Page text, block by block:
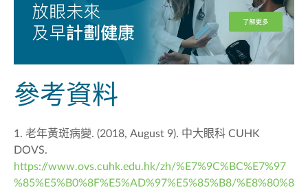
參考資料
1. 老年黃斑病變. (2018, August 9). 中大眼科 CUHK
DOVS.
https://www.ovs.cuhk.edu.hk/zh/%E7%9C%BC%E7%97
%85%E5%B0%8F%E5%AD%97%E5%85%B8/%E8%80%8